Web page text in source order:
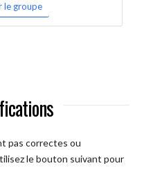
le groupe
pas correctes ou
le bouton suivant pour